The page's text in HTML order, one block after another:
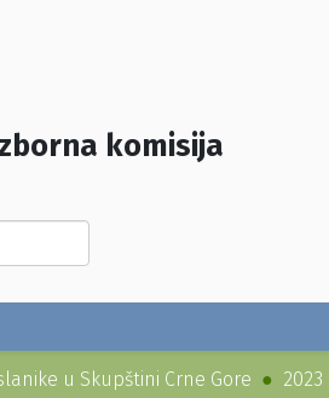
komisija
u Skupštini Crne Gore
2023